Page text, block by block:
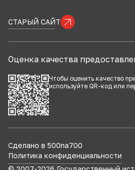
СТАРЫЙ САЙТ
Оценка качества
Чтобы оценить качество
используйте QR-код или
Сделано в 500na700
Политика конфиденциальности